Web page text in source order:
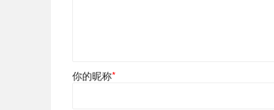
你的昵称*